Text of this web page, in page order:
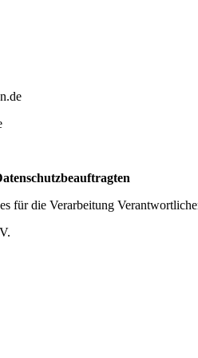
für die Verarbeitung